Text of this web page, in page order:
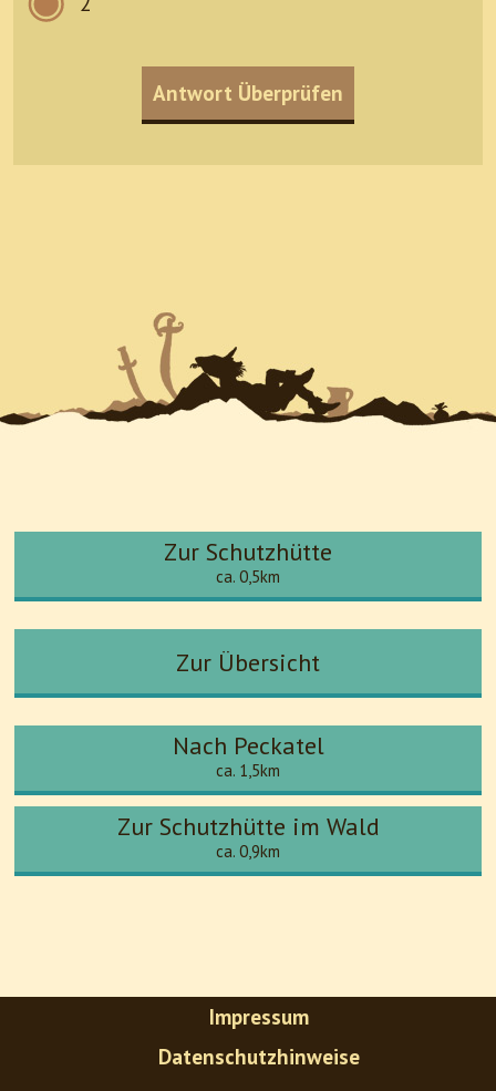
Antwort Überprüfen
Zur Schutzhütte
ca. 0,5km
Zur Übersicht
Nach Peckatel
ca. 1,5km
Zur Schutzhütte im Wald
ca. 0,9km
Impressum
Datenschutzhinweise